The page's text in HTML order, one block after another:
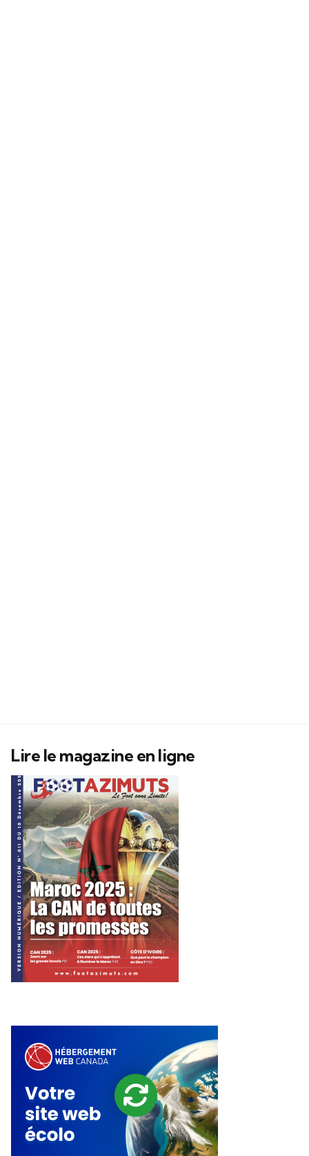
Lire le magazine en ligne